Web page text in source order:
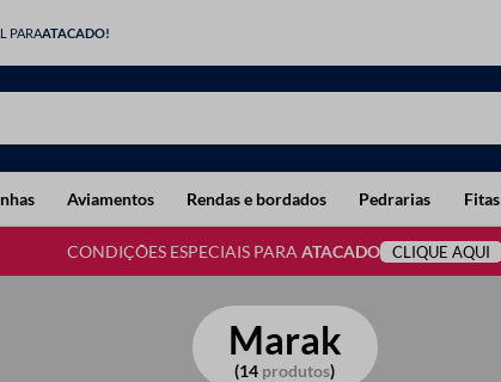
PARAATACADO!
Aviamentos Rendas e bordados Pedrarias Fitas
CONDIÇÕES ESPECIAIS PARA ATACADO CLIQUE AQUI
Marak
14 produtos